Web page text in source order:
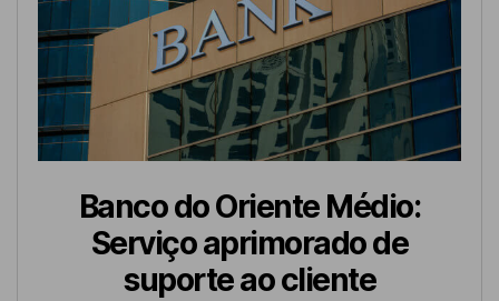
Banco do Oriente Médio:
Serviço aprimorado de
suporte ao cliente